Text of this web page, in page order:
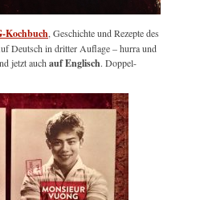
Kochbuch, Geschichte und Rezepte des
Deutsch in dritter Auflage – hurra und
jetzt auchauf Englisch. Doppel-